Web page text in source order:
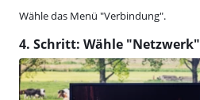
Wähle das Menü "Verbindung".
4. Schritt: Wähle "Netzwerk"